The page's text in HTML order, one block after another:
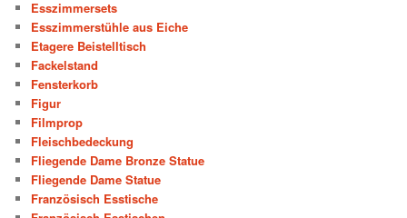
Esszimmersets
Esszimmerstühle aus Eiche
Etagere Beistelltisch
Fackelstand
Fensterkorb
Figur
Filmprop
Fleischbedeckung
Fliegende Dame Bronze Statue
Fliegende Dame Statue
Französisch Esstische